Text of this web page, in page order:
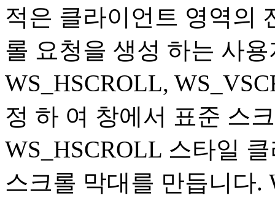
적은 클라이언트 영역의
롤 요청을 생성 하는 사
WS_HSCROLL,
정 하 여 창에서 표준 스
WS_HSCROLL 스타일
스크롤 막대를 만듭니다.